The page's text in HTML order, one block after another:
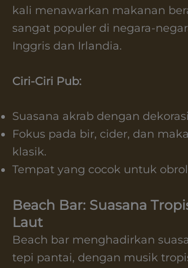
kali menawarkan makanan
sangat populer di negara-
Inggris dan Irlandia.
Ciri-Ciri Pub:
Suasana akrab dengan
Fokus pada bir, cider, dan
klasik.
Tempat yang cocok untuk
Beach Bar: Suasana
Laut
Beach bar menghadirkan
tepi pantai, dengan musik